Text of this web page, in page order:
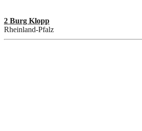
2 Burg Klopp
Rheinland-Pfalz